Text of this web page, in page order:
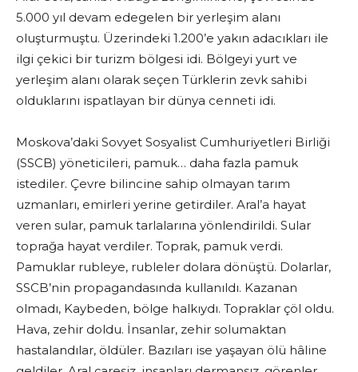
5.000 yıl devam edegelen bir yerleşim alanı
oluşturmuştu. Üzerindeki 1.200’e yakın adacıkları ile
ilgi çekici bir turizm bölgesi idi. Bölgeyi yurt ve
yerleşim alanı olarak seçen Türklerin zevk sahibi
olduklarını ispatlayan bir dünya cenneti idi.
Moskova’daki Sovyet Sosyalist Cumhuriyetleri Birliği
(SSCB) yöneticileri, pamuk… daha fazla pamuk
istediler. Çevre bilincine sahip olmayan tarım
uzmanları, emirleri yerine getirdiler. Aral’a hayat
veren sular, pamuk tarlalarına yönlendirildi. Sular
toprağa hayat verdiler. Toprak, pamuk verdi.
Pamuklar rubleye, rubleler dolara dönüştü. Dolarlar,
SSCB’nin propagandasında kullanıldı. Kazanan
olmadı, Kaybeden, bölge halkıydı. Topraklar çöl oldu.
Hava, zehir doldu. İnsanlar, zehir solumaktan
hastalandılar, öldüler. Bazıları ise yaşayan ölü hâline